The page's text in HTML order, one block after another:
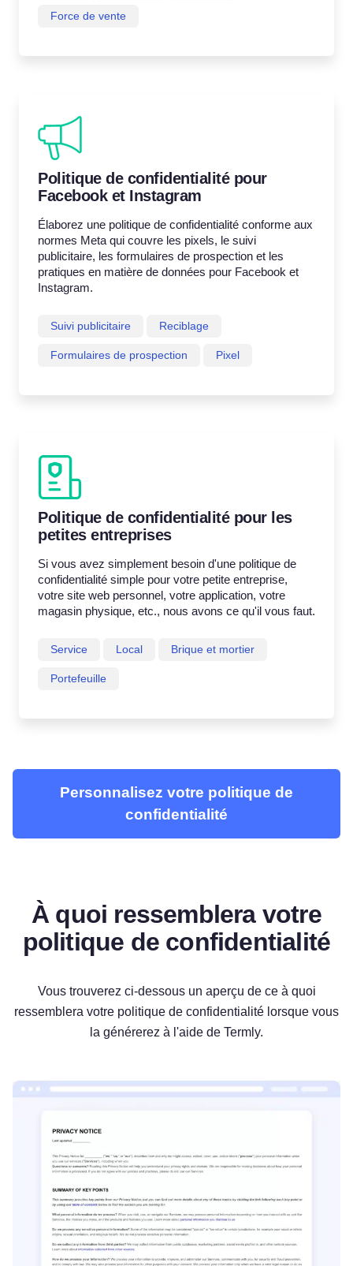
Force de vente
Politique de confidentialité pour
Facebook et Instagram
Élaborez une politique de confidentialité conforme aux
normes Meta qui couvre les pixels, le suivi
publicitaire, les formulaires de prospection et les
pratiques en matière de données pour Facebook et
Instagram.
Suivi publicitaire Reciblage
Formulaires de prospection Pixel
Politique de confidentialité pour les
petites entreprises
Si vous avez simplement besoin d'une politique de
confidentialité simple pour votre petite entreprise,
votre site web personnel, votre application, votre
magasin physique, etc., nous avons ce qu'il vous faut.
Service Local Brique et mortier
Portefeuille
Personnalisez votre politique de
confidentialité
À quoi ressemblera votre
politique de confidentialité
Vous trouverez ci-dessous un aperçu de ce à quoi
ressemblera votre politique de confidentialité lorsque vous
la générerez à l'aide de Termly.